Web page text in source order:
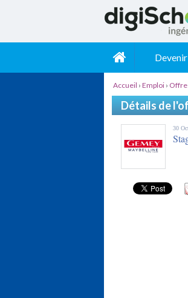
Accueil ›Emploi ›
Détails de
30